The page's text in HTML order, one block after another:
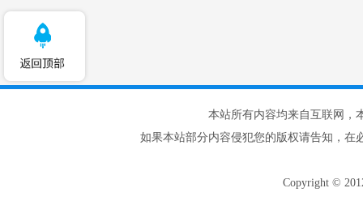
本站所有内容均来自互联网，
如果本站部分内容侵犯您的版权请告知，在
Copyright ©